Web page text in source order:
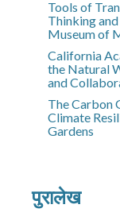
Tools of
Thinking
Museum of
California
the Natural
and
The Carbon
Climate
Gardens
पुरालेख